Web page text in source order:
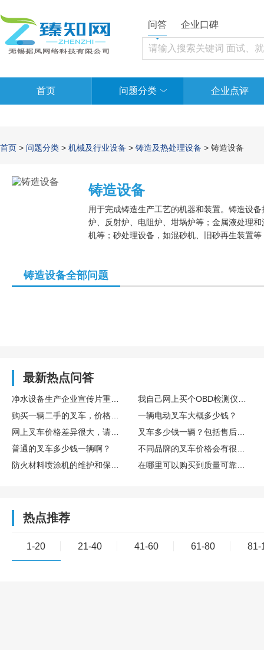
问答 企业口碑
首页 问题分类 企业点评
首页 > 问题分类 > 机械及行业设备 > 铸造及热处理设备 > 铸造设备
铸造设备
用于完成铸造生产工艺的机器和装置。铸造设
炉、反射炉、电阻炉、坩埚炉等；金属液处理
机等；砂处理设备，如混砂机、旧砂再生装置
铸造设备全部问题
最新热点问答
一辆电动叉车大概多少钱？
普通的叉车多少钱一辆啊？
热点推荐
1-20 21-40 41-60 61-80 81-